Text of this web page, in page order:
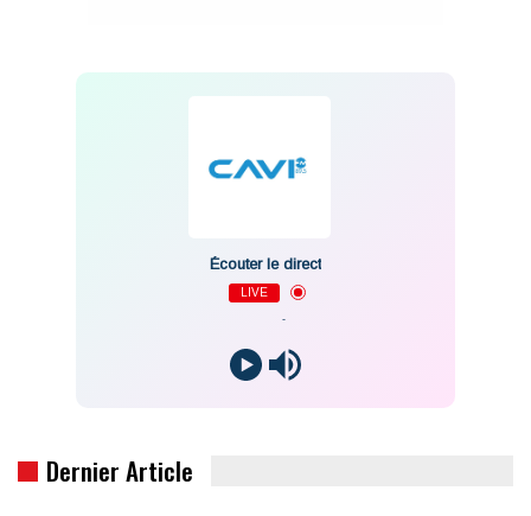
Écouter le direct
LIVE
Dernier Article